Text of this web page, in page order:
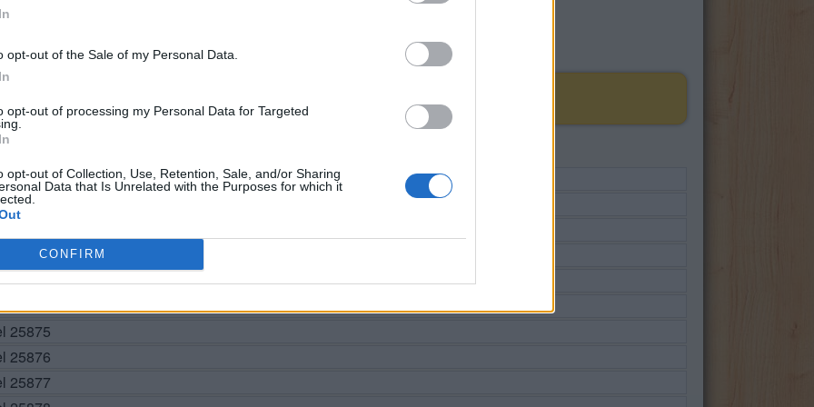
opt-out of the Sale of my Personal Data.
opt-out of processing my Personal Data for Targeted
opt-out of Collection, Use, Retention, Sale, and/or Sharing
Data that Is Unrelated with the Purposes for which it
CONFIRM
BUSCAR MÁS RESPUESTAS
25869
25872
25873
25874
25875
25876
25877